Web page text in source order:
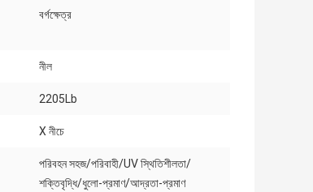
বর্গক্ষেত্র
নীল
2205Lb
X নীচে
পরিবহন সহজ/পরিবাহী/UV স্থিতিশীলতা/
শক্তিবৃদ্ধি/ধুলো-প্রমাণ/আদ্রতা-প্রমাণ